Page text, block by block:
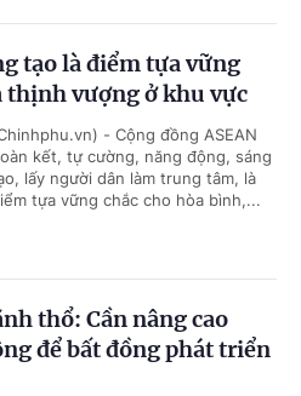
tạo là điểm tựa vững
thịnh vượng ở khu vực
- Cộng đồng ASEAN
kết, tự cường, năng động, sáng
lấy người dân làm trung tâm, là
tựa vững chắc cho hòa bình,...
thổ: Cần nâng cao
để bất đồng phát triển